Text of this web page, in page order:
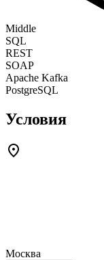
Middle
SQL
REST
SOAP
Apache Kafka
PostgreSQL
Условия
Москва